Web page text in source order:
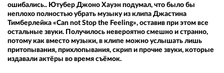
ошибались.. Ютубер Джоно Хауэн подумал, что было бы
неплохо полностью убрать музыку из клипа Джастина
Тимберлейка «Can not Stop the Feeling», оставив при этом все
остальные звуки. Получилось невероятно смешно и странно,
потому как вместо музыки, в клипе можно услышать лишь
притопывания, прихлопывания, скрип и прочие звуки, которые
издавали актёры во время съёмок.